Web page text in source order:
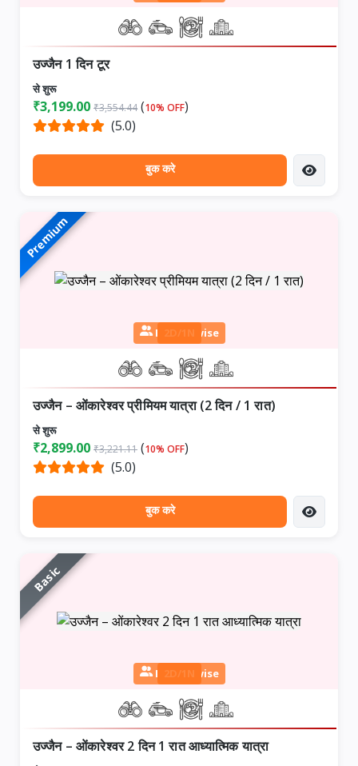
उज्जैन 1 दिन टूर
से शुरू
₹3,199.00 ₹3,554.44 (10% OFF)
(5.0)
बुक करे
Premium
Person wise
2D/1N
उज्जैन – ओंकारेश्वर प्रीमियम यात्रा (2 दिन / 1 रात)
से शुरू
₹2,899.00 ₹3,221.11 (10% OFF)
(5.0)
बुक करे
Basic
Person wise
2D/1N
उज्जैन – ओंकारेश्वर 2 दिन 1 रात आध्यात्मिक यात्रा